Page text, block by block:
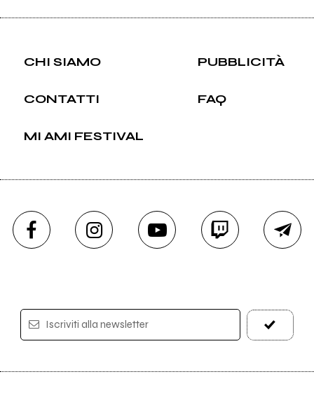
CHI SIAMO PUBBLICITÀ
CONTATTI FAQ
MI AMI FESTIVAL
Iscriviti alla newsletter